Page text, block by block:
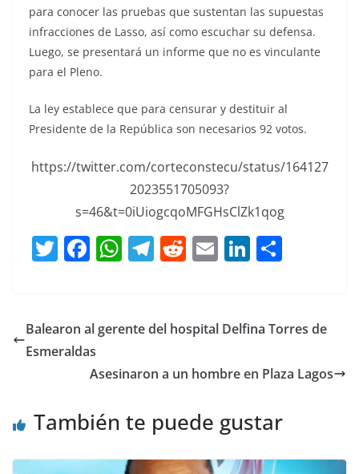
para conocer las pruebas que sustentan las supuestas
infracciones de Lasso, así como escuchar su defensa.
Luego, se presentará un informe que no es vinculante
para el Pleno.
La ley establece que para censurar y destituir al
Presidente de la República son necesarios 92 votos.
https://twitter.com/corteconstecu/status/164127
2023551705093?
s=46&t=0iUiogcqoMFGHsClZk1qog
T
er
F
e
b
o
k
W
s
p
T
gr
m
R
di
E
l
Li
e
n
p
tir
Balearon al gerente del hospital Delfina Torres de
Esmeraldas
Asesinaron a un hombre en Plaza Lagos
También te puede gustar